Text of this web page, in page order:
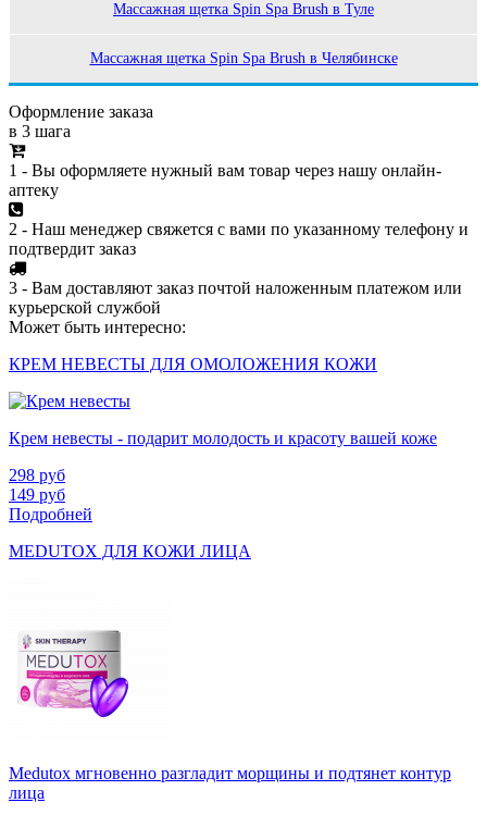
Массажная щетка Spin Spa Brush в Туле
Массажная щетка Spin Spa Brush в Челябинске
Оформление заказа
в 3 шага
1 - Вы оформляете нужный вам товар через нашу онлайн-
аптеку
2 - Наш менеджер свяжется с вами по указанному телефону и
подтвердит заказ
3 - Вам доставляют заказ почтой наложенным платежом или
курьерской службой
Может быть интересно:
КРЕМ НЕВЕСТЫ ДЛЯ ОМОЛОЖЕНИЯ КОЖИ
Крем невесты - подарит молодость и красоту вашей коже
298 руб
149 руб
Подробней
MEDUTOX ДЛЯ КОЖИ ЛИЦА
Medutox мгновенно разгладит морщины и подтянет контур
лица